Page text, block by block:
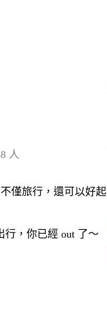
人
僅旅行，還可以好起
，你已經 out 了～